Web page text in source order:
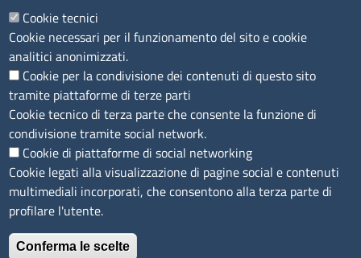
Informative privacy e cookie
Verifiche PA
Attuazione misure PNRR
Modulistica
SEGUICI SU
Cookie tecnici
Cookie necessari per il funzionamento del sito e cookie
analitici anonimizzati.
Cookie per la condivisione dei contenuti di questo sito
tramite piattaforme di terze parti
Cookie tecnico di terza parte che consente la funzione di
condivisione tramite social network.
Cookie di piattaforme di social networking
Cookie legati alla visualizzazione di pagine social e contenuti
multimediali incorporati, che consentono alla terza parte di
profilare l'utente.
Conferma le scelte